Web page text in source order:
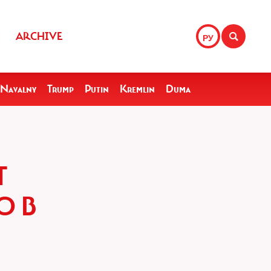
РУ
ARCHIVE
Navalny Trump Putin Kremlin Duma
В